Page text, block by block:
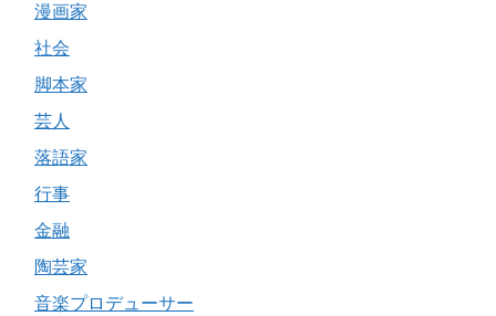
漫画家
社会
脚本家
芸人
落語家
行事
金融
陶芸家
音楽プロデューサー